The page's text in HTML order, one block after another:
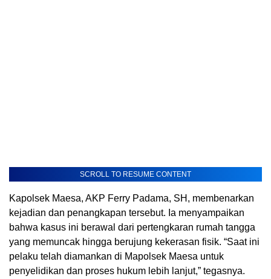
SCROLL TO RESUME CONTENT
Kapolsek Maesa, AKP Ferry Padama, SH, membenarkan
kejadian dan penangkapan tersebut. Ia menyampaikan
bahwa kasus ini berawal dari pertengkaran rumah tangga
yang memuncak hingga berujung kekerasan fisik. “Saat ini
pelaku telah diamankan di Mapolsek Maesa untuk
penyelidikan dan proses hukum lebih lanjut,” tegasnya.